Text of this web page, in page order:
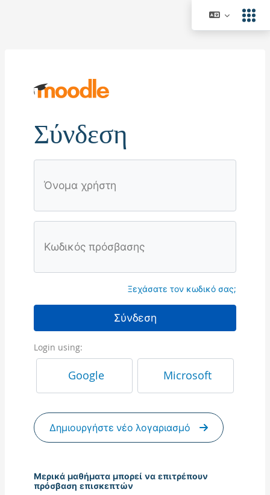
Σύνδεση
Μετάβαση για να δημιουργήσετε νέο λογαριασμό
Όνομα χρήστη
Κωδικός πρόσβασης
Ξεχάσατε τον κωδικό σας;
Σύνδεση
Login using:
Google Microsoft
Δημιουργήστε νέο λογαριασμό
Μερικά μαθήματα μπορεί να επιτρέπουν
πρόσβαση επισκεπτών